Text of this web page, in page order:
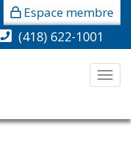
Espace membre
(418) 622-1001